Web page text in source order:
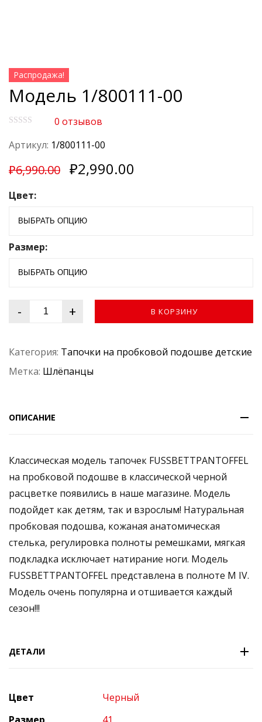
Распродажа!
Модель 1/800111-00
ц
е
к
а
и
0 отзывов
Артикул: 1/800111-00
₽6,990.00 ₽2,990.00
Цвет:
Размер:
- + В КОРЗИНУ
Категория: Тапочки на пробковой подошве детские
Метка: Шлёпанцы
ОПИСАНИЕ
Классическая модель тапочек FUSSBETTPANTOFFEL
на пробковой подошве в классической черной
расцветке появились в наше магазине. Модель
подойдет как детям, так и взрослым! Натуральная
пробковая подошва, кожаная анатомическая
стелька, регулировка полноты ремешками, мягкая
подкладка исключает натирание ноги. Модель
FUSSBETTPANTOFFEL представлена в полноте M IV.
Модель очень популярна и отшивается каждый
сезон!!!
ДЕТАЛИ
Цвет
Черный